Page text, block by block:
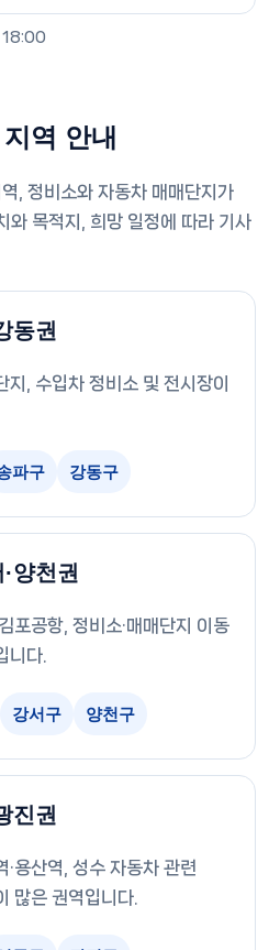
역 안내
, 정비소와 자동차 매매단지가
와 목적지, 희망 일정에 따라 기사
동권
지, 수입차 정비소 및 전시장이
파구 강동구
양천권
포공항, 정비소·매매단지 이동
니다.
강서구 양천구
진권
·용산역, 성수 자동차 관련
많은 권역입니다.